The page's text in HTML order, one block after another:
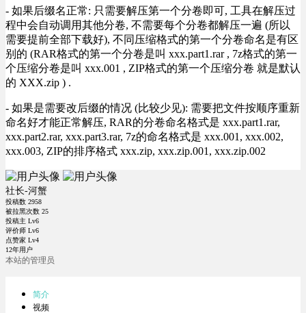
- 如果后缀名正常: 只需要解压第一个分卷即可, 工具在解压过
程中会自动调用其他分卷, 不需要每个分卷都解压一遍 (所以
需要提前全部下载好), 不同压缩格式的第一个分卷命名是有区
别的 (RAR格式的第一个分卷是叫 xxx.part1.rar , 7z格式的第一
个压缩分卷是叫 xxx.001 , ZIP格式的第一个压缩分卷 就是默认
的 XXX.zip ) .
- 如果是需要改后缀的情况 (比较少见): 需要把文件按顺序重新
命名好才能正常解压, RAR的分卷命名格式是 xxx.part1.rar,
xxx.part2.rar, xxx.part3.rar, 7z的命名格式是 xxx.001, xxx.002,
xxx.003, ZIP的排序格式 xxx.zip, xxx.zip.001, xxx.zip.002
社长-河蟹
投稿数 2958
被拉黑次数 25
投稿主 Lv6
评价师 Lv6
点赞家 Lv4
12年用户
本站的管理员
简介
视频